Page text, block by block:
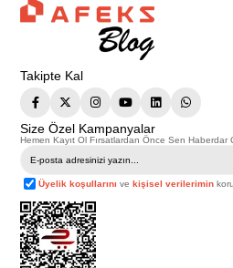
Takipte Kal
Size Özel Kampanyalar
Hemen Kayıt Ol Fırsatlardan Önce Sen Haberdar
Üyelik koşullarını vekişisel verilerimin